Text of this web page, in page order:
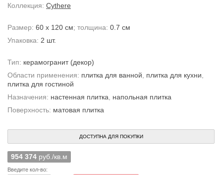
Коллекция: Cythere
Размер: 60 x 120 см; толщина: 0.7 см
Упаковка: 2 шт.
Тип: керамогранит (декор)
Области применения: плитка для ванной плитка для кухни
плитка для гостиной
Назначения: настенная плитка
напольная плитка
Поверхность: матовая плитка
ДОСТУПНА ДЛЯ ПОКУПКИ
954 374 руб./кв.м
Введите кол-во: